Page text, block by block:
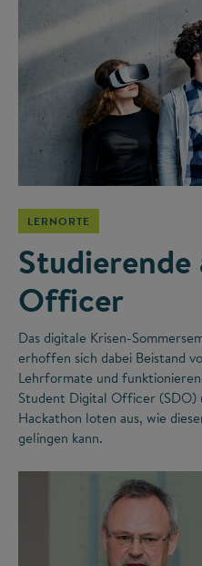
LERNORTE
Officer
Das digitale Krisen-
erhoffen sich dabei Beistand
Lehrformate und
Student Digital Officer (SDO)
Hackathon loten aus, wie
gelingen kann.